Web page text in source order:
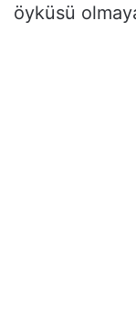
öyküsü